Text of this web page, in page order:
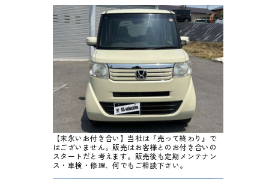
【末永いお付き合い】当社は『売って終わり』で
はございません。販売はお客様とのお付き合いの
スタートだと考えます。販売後も定期メンテナン
ス・車検・修理、何でもご相談下さい。